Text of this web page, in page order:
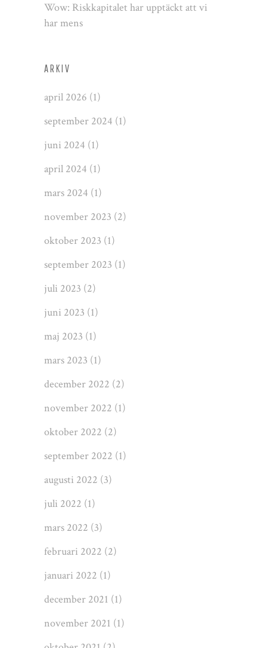
Wow: Riskkapitalet har upptäckt att vi
har mens
ARKIV
april 2026 (1)
september 2024 (1)
juni 2024 (1)
april 2024 (1)
mars 2024 (1)
november 2023 (2)
oktober 2023 (1)
september 2023 (1)
juli 2023 (2)
juni 2023 (1)
maj 2023 (1)
mars 2023 (1)
december 2022 (2)
november 2022 (1)
oktober 2022 (2)
september 2022 (1)
augusti 2022 (3)
juli 2022 (1)
mars 2022 (3)
februari 2022 (2)
januari 2022 (1)
december 2021 (1)
november 2021 (1)